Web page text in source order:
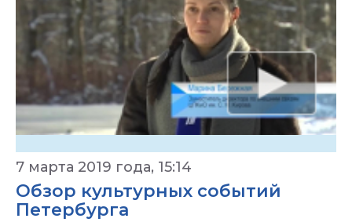
7 марта 2019 года, 15:14
Обзор культурных событий
Петербурга